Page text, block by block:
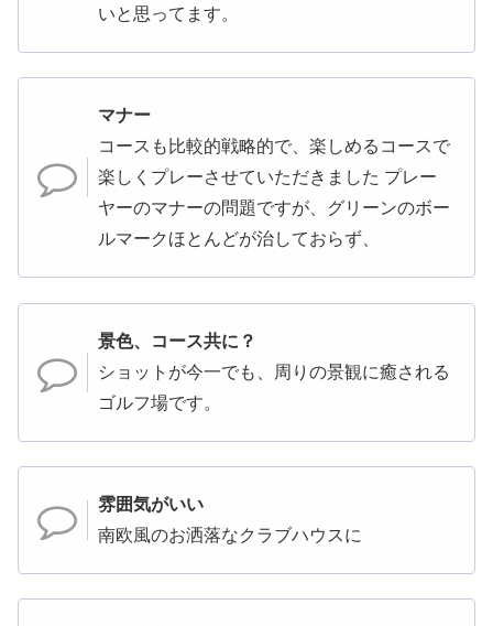
いと思ってます。
マナー
コースも比較的戦略的で、楽しめるコースで
楽しくプレーさせていただきました プレー
ヤーのマナーの問題ですが、グリーンのボー
ルマークほとんどが治しておらず、
景色、コース共に？
ショットが今一でも、周りの景観に癒される
ゴルフ場です。
雰囲気がいい
南欧風のお洒落なクラブハウスに